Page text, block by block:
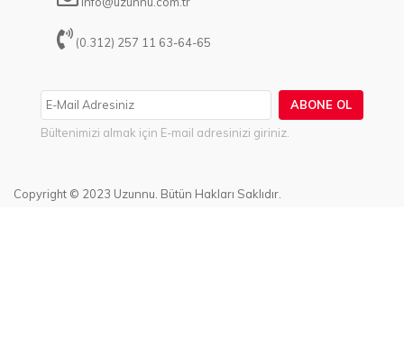
ABONE OL
Bültenimizi almak için E-mail adresinizi giriniz.
(0.312) 257 11 63-64-65
Copyright © 2023 Uzunnu. Bütün Hakları Saklıdır.